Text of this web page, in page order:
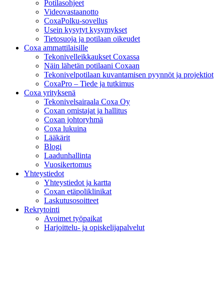
Potilasohjeet
Videovastaanotto
CoxaPolku-sovellus
Usein kysytyt kysymykset
Tietosuoja ja potilaan oikeudet
Coxa ammattilaisille
Tekonivelleikkaukset Coxassa
Näin lähetän potilaani Coxaan
Tekonivelpotilaan kuvantamisen pyynnöt ja projektiot
CoxaPro – Tiede ja tutkimus
Coxa yrityksenä
Tekonivelsairaala Coxa Oy
Coxan omistajat ja hallitus
Coxan johtoryhmä
Coxa lukuina
Lääkärit
Blogi
Laadunhallinta
Vuosikertomus
Yhteystiedot
Yhteystiedot ja kartta
Coxan etäpoliklinikat
Laskutusosoitteet
Rekrytointi
Avoimet työpaikat
Harjoittelu- ja opiskelijapalvelut